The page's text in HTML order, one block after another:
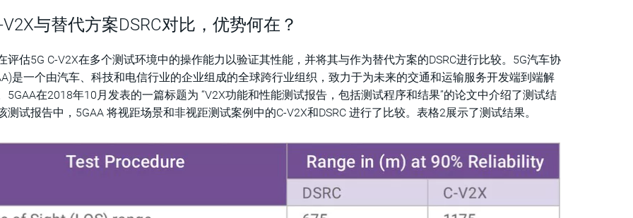
V2X与替代方案DSRC对比，优势何在？
评估5G C-V2X在多个测试环境中的操作能力以验证其性能，并将其与作为替代方案的DSRC进行比较。5G汽车协
是一个由汽车、科技和电信行业的企业组成的全球跨行业组织，致力于为未来的交通和运输服务开发端到端解
5GAA在2018年10月发表的一篇标题为 “V2X功能和性能测试报告，包括测试程序和结果”的论文中介绍了测试结
测试报告中，5GAA 将视距场景和非视距测试案例中的C-V2X和DSRC 进行了比较。表格2展示了测试结果。